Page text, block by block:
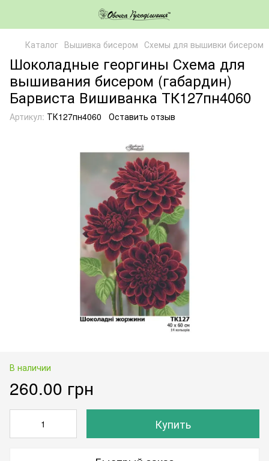
Каталог Вышивка бисером Схемы для вышивки бисером
Шоколадные георгины Схема для
вышивания бисером (габардин)
Барвиста Вишиванка ТК127пн4060
Артикул: ТК127пн4060 Оставить отзыв
В наличии
260.00 грн
Купить